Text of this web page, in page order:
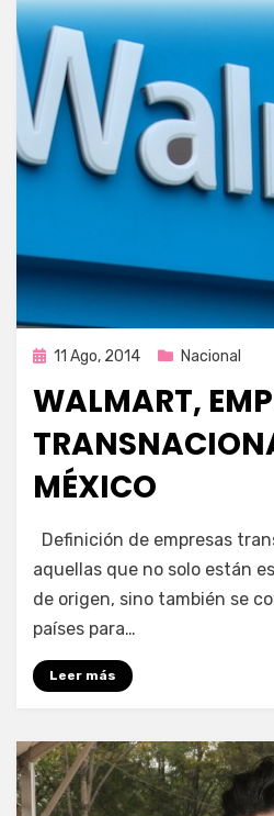
Publicada
11 Ago, 2014 Nacional
WALMART,
MÉXICO
por Enrique
Definición de empresas
aquellas que no solo están
de origen, sino también se
países para…
Leer más